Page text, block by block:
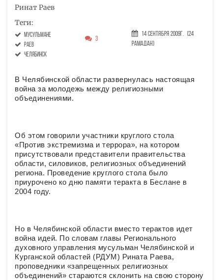
Ринат Раев
Теги:
мусульмане
раев
Челябинск
3
14 Сентября 2009г. (24
Рамадан)
В Челябинской области развернулась настоящая
война за молодежь между религиозными
объединениями.
Об этом говорили участники круглого стола
«Против экстремизма и террора», на котором
присутствовали представители правительства
области, силовиков, религиозных объединений
региона. Проведение круглого стола было
приурочено ко дню памяти теракта в Беслане в
2004 году.
Но в Челябинской области вместо терактов идет
война идей. По словам главы Регионального
духовного управления мусульман Челябинской и
Курганской областей (РДУМ) Рината Раева,
проповедники «запрещенных религиозных
объединений» стараются склонить на свою сторону